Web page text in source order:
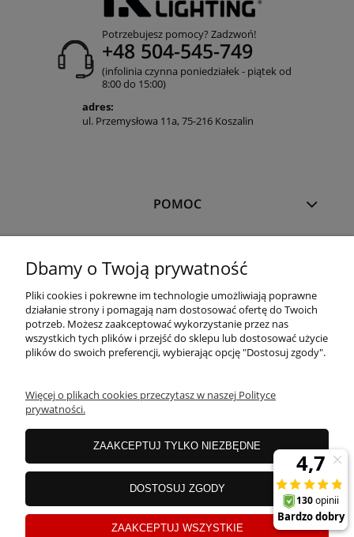
Potrzebujesz pomocy? Zadzwoń!
+48 504-545-749
(infolinia czynna poniedziałek - piątek od
8:00 do 15:00)
adres:
ul. Przemysłowa 11a, 75-216 Koszalin
POMOC
PŁATNOŚCI I DOSTAWA
OFERTA
| ul. Przemysłowa 11a, Koszalin 75-216, woj.
zachodniopomorskie | NIP: 6690500343 REGON: 008201011 | E-mail:
sklep@tklighting.plTel.:504545749
Dbamy o Twoją prywatność
Pliki cookies i pokrewne im technologie umożliwiają poprawne
działanie strony i pomagają nam dostosować ofertę do Twoich
potrzeb. Możesz zaakceptować wykorzystanie przez nas
wszystkich tych plików i przejść do sklepu lub dostosować użycie
plików do swoich preferencji, wybierając opcję "Dostosuj zgody".
Więcej o plikach cookies przeczytasz w naszej Polityce
prywatności.
ZAAKCEPTUJ TYLKO NIEZBĘDNE
DOSTOSUJ ZGODY
ZAAKCEPTUJ WSZYSTKIE